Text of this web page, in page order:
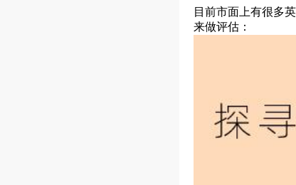
目前市面上有很多
来做评估：